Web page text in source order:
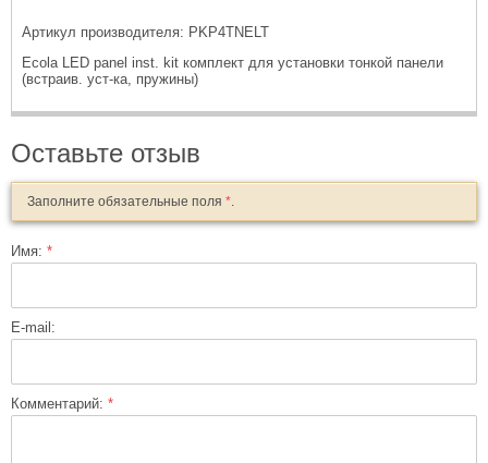
Артикул производителя: PKP4TNELT
Ecola LED panel inst. kit комплект для установки тонкой панели
(встраив. уст-ка, пружины)
Оставьте отзыв
Заполните обязательные поля *
Имя: *
E-mail:
Комментарий: *